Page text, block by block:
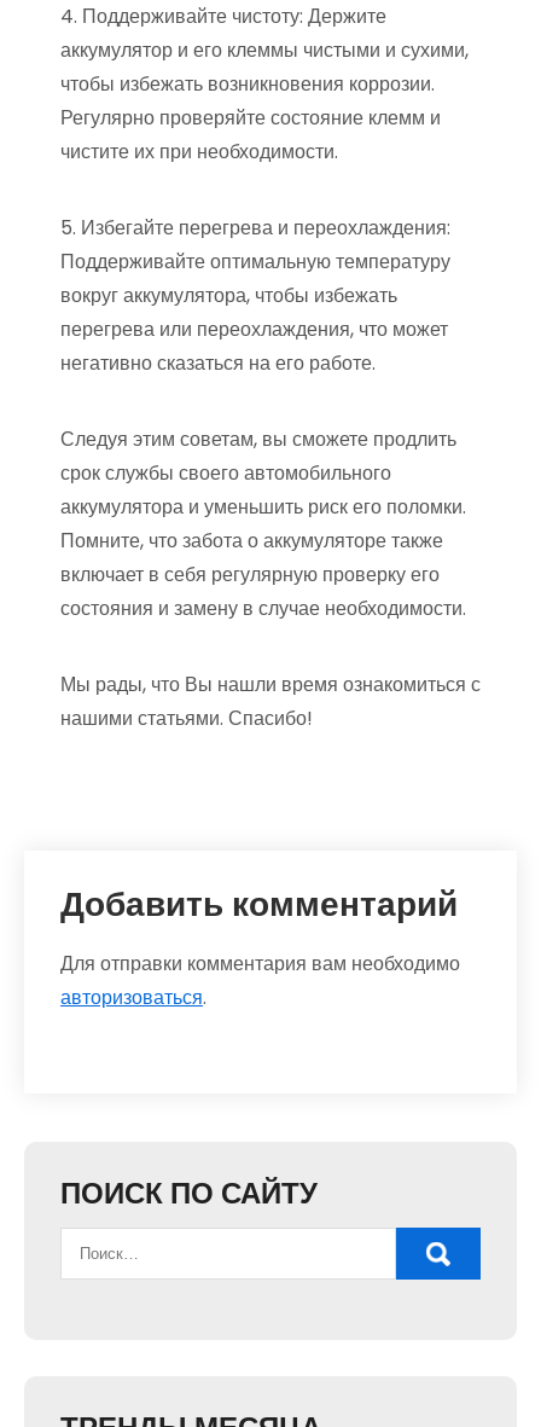
4. Поддерживайте чистоту: Держите
аккумулятор и его клеммы чистыми и сухими,
чтобы избежать возникновения коррозии.
Регулярно проверяйте состояние клемм и
чистите их при необходимости.
5. Избегайте перегрева и переохлаждения:
Поддерживайте оптимальную температуру
вокруг аккумулятора, чтобы избежать
перегрева или переохлаждения, что может
негативно сказаться на его работе.
Следуя этим советам, вы сможете продлить
срок службы своего автомобильного
аккумулятора и уменьшить риск его поломки.
Помните, что забота о аккумуляторе также
включает в себя регулярную проверку его
состояния и замену в случае необходимости.
Мы рады, что Вы нашли время ознакомиться с
нашими статьями. Спасибо!
Добавить комментарий
Для отправки комментария вам необходимо
авторизоваться.
ПОИСК ПО САЙТУ